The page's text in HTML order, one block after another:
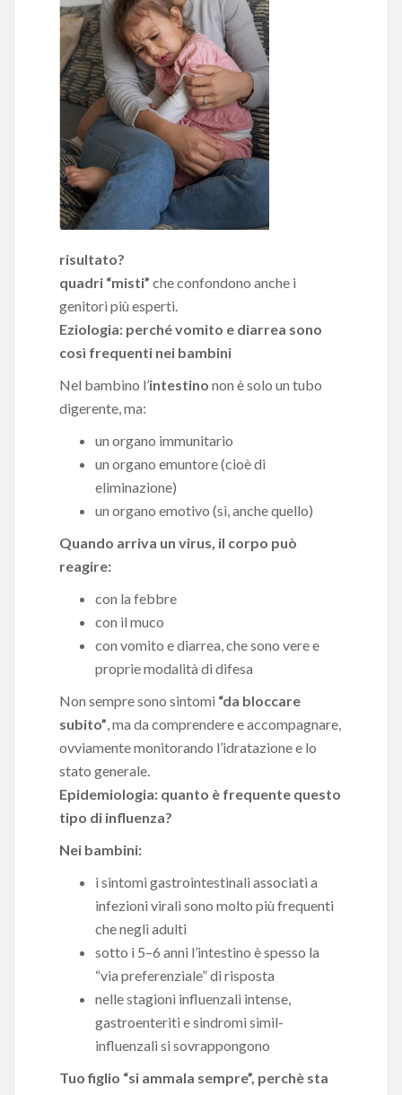
risultato?
quadri “misti” che confondono anche i
genitori più esperti.
Eziologia: perché vomito e diarrea sono
così frequenti nei bambini
Nel bambino l’intestino non è solo un tubo
digerente, ma:
un organo immunitario
un organo emuntore (cioè di
eliminazione)
un organo emotivo (sì, anche quello)
Quando arriva un virus, il corpo può
reagire:
con la febbre
con il muco
con vomito e diarrea, che sono vere e
proprie modalità di difesa
Non sempre sono sintomi “da bloccare
subito”, ma da comprendere e accompagnare,
ovviamente monitorando l’idratazione e lo
stato generale.
Epidemiologia: quanto è frequente questo
tipo di influenza?
Nei bambini:
i sintomi gastrointestinali associati a
infezioni virali sono molto più frequenti
che negli adulti
sotto i 5–6 anni l’intestino è spesso la
“via preferenziale” di risposta
nelle stagioni influenzali intense,
gastroenteriti e sindromi simil-
influenzali si sovrappongono
Tuo figlio “si ammala sempre”, perchè sta